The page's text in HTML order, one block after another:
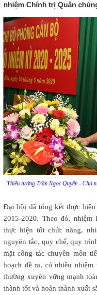
nhiệm Chính trị Quân
Thiếu tướng Trần Ngọc Quyến - Chủ
Đại hội đã tổng kết thực
2015-2020. Theo đó,
thực hiện tốt chức năng,
nguyên tắc, quy chế, quy
mặt công tác chuyên môn
hoạch đề ra, có nhiều
thường xuyên vững mạnh
thành tốt và hoàn thành xuất